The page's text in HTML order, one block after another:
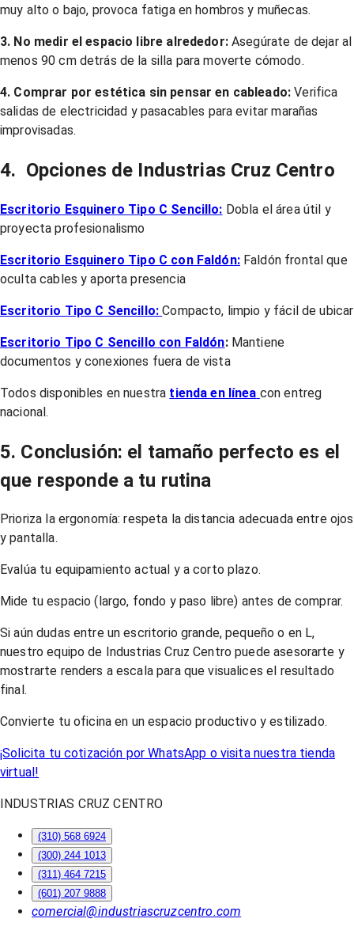
muy alto o bajo, provoca fatiga en hombros y muñecas.
3. No medir el espacio libre alrededor:Asegúrate de dejar al
menos 90 cm detrás de la silla para moverte cómodo.
4. Comprar por estética sin pensar en cableado:Verifica
salidas de electricidad y pasacables para evitar marañas
improvisadas.
4. Opciones de Industrias Cruz Centro
Escritorio Esquinero Tipo C Sencillo: Dobla el área útil y
proyecta profesionalismo
Escritorio Esquinero Tipo C con Faldón: Faldón frontal que
oculta cables y aporta presencia
Escritorio Tipo C Sencillo:Compacto, limpio y fácil de ubicar
Escritorio Tipo C Sencillo con Faldón:Mantiene
documentos y conexiones fuera de vista
Todos disponibles en nuestra tienda en línea con entreg
nacional.
5. Conclusión: el tamaño perfecto es el
que responde a tu rutina
Prioriza la ergonomía: respeta la distancia adecuada entre ojos
y pantalla.
Evalúa tu equipamiento actual y a corto plazo.
Mide tu espacio (largo, fondo y paso libre) antes de comprar.
Si aún dudas entre un escritorio grande, pequeño o en L,
nuestro equipo de Industrias Cruz Centro puede asesorarte y
mostrarte renders a escala para que visualices el resultado
final.
Convierte tu oficina en un espacio productivo y estilizado.
¡Solicita tu cotización por WhatsApp o visita nuestra tienda
virtual!
INDUSTRIAS CRUZ CENTRO
(310) 568 6924
(300) 244 1013
(311) 464 7215
(601) 207 9888
comercial@industriascruzcentro.com